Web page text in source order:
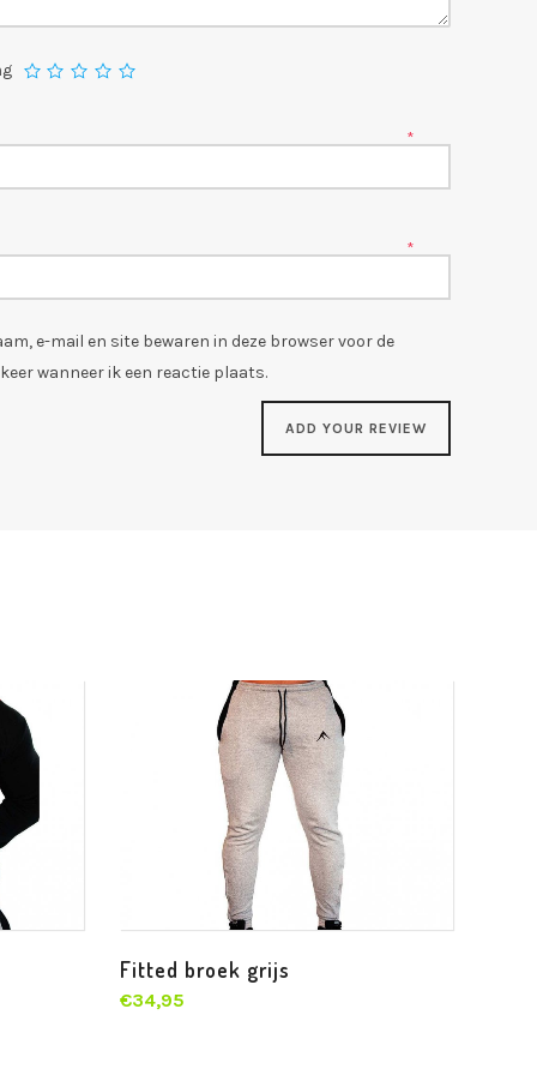
*
*
e-mail en site bewaren in deze browser voor de
wanneer ik een reactie plaats.
Fitted broek grijs
€34,95